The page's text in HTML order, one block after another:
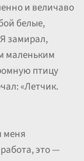
и величаво
белые,
замирал,
маленьким
птицу
«Летчик.
меня
это —